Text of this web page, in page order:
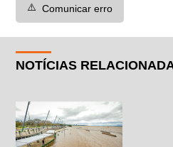
⚠️ Comunicar erro
NOTÍCIAS